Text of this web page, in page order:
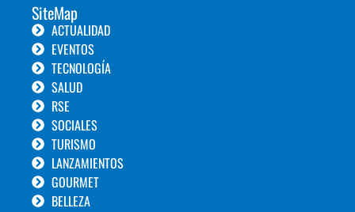
SiteMap
ACTUALIDAD
EVENTOS
TECNOLOGÍA
SALUD
RSE
SOCIALES
TURISMO
LANZAMIENTOS
GOURMET
BELLEZA